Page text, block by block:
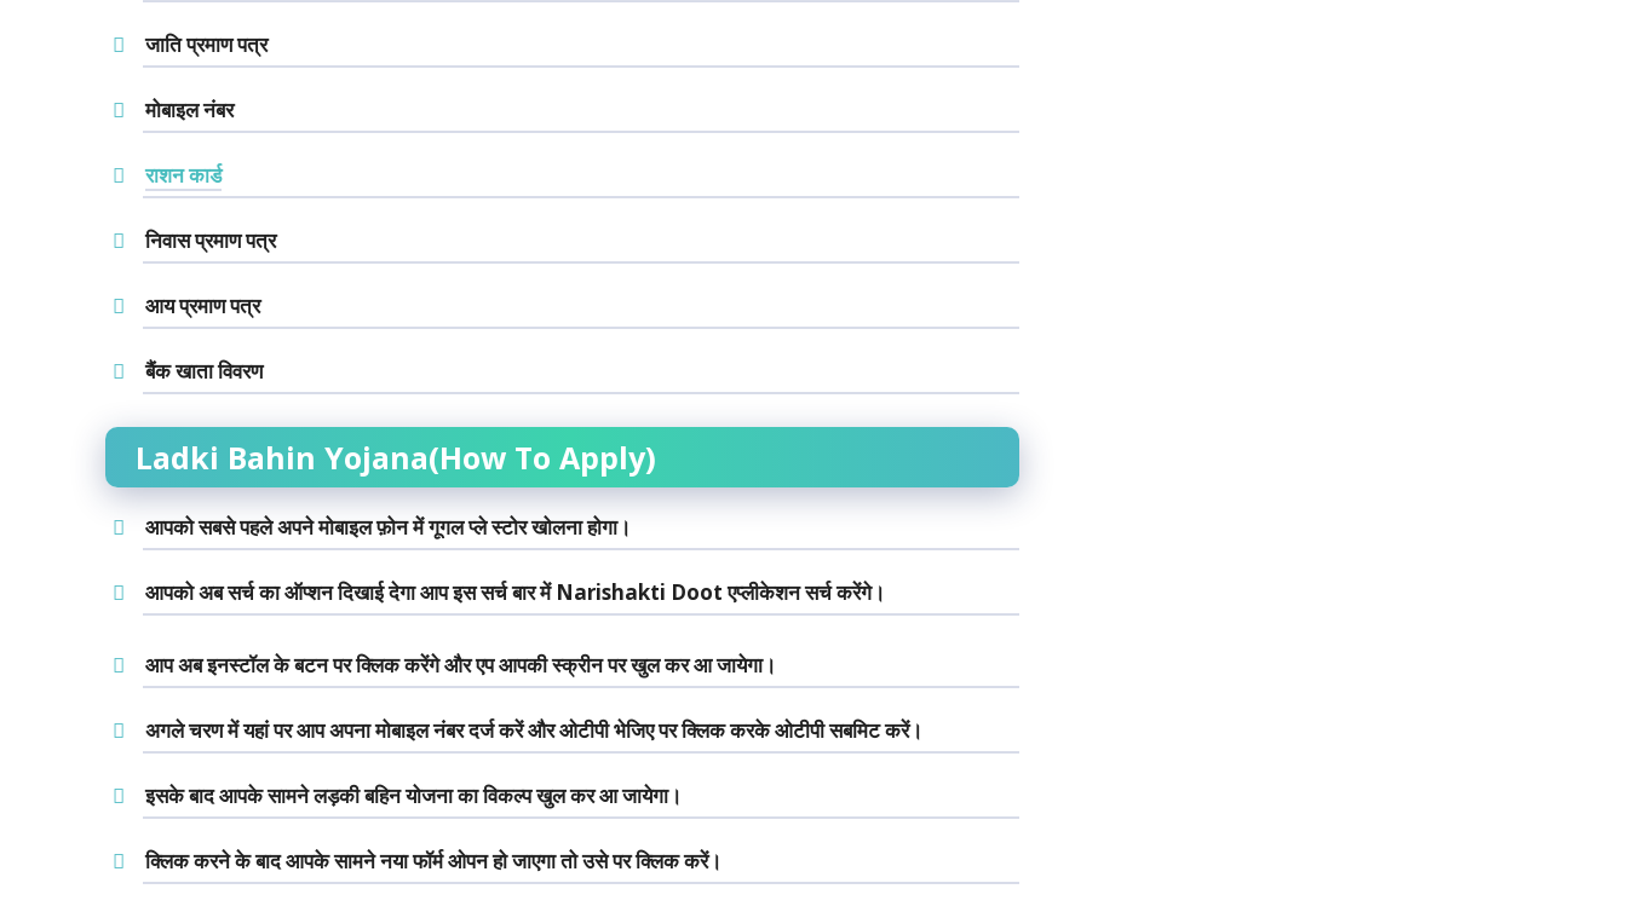
जाति प्रमाण पत्र
मोबाइल नंबर
राशन कार्ड
निवास प्रमाण पत्र
आय प्रमाण पत्र
बैंक खाता विवरण
Ladki Bahin Yojana(How To Apply)
आपको सबसे पहले अपने मोबाइल फ़ोन में गूगल प्ले स्टोर खोलना होगा।
आपको अब सर्च का ऑप्शन दिखाई देगा आप इस सर्च बार में Narishakti Doot एप्लीकेशन सर्च करेंगे।
आप अब इनस्टॉल के बटन पर क्लिक करेंगे और एप आपकी स्क्रीन पर खुल कर आ जायेगा।
अगले चरण में यहां पर आप अपना मोबाइल नंबर दर्ज करें और ओटीपी भेजिए पर क्लिक करके ओटीपी सबमिट करें।
इसके बाद आपके सामने लड़की बहिन योजना का विकल्प खुल कर आ जायेगा।
क्लिक करने के बाद आपके सामने नया फॉर्म ओपन हो जाएगा तो उसे पर क्लिक करें।